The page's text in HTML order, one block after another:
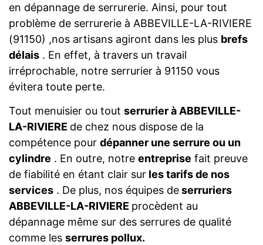
en dépannage de serrurerie. Ainsi, pour tout
problème de serrurerie à ABBEVILLE-LA-RIVIERE
(91150) ,nos artisans agiront dans les plus brefs
délais . En effet, à travers un travail
irréprochable, notre serrurier à 91150 vous
évitera toute perte.
Tout menuisier ou tout serrurier à ABBEVILLE-
LA-RIVIERE de chez nous dispose de la
compétence pour dépanner une serrure ou un
cylindre . En outre, notre entreprise fait preuve
de fiabilité en étant clair sur les tarifs de nos
services . De plus, nos équipes deserruriers
ABBEVILLE-LA-RIVIERE procèdent au
dépannage même sur des serrures de qualité
comme les serrures pollux.